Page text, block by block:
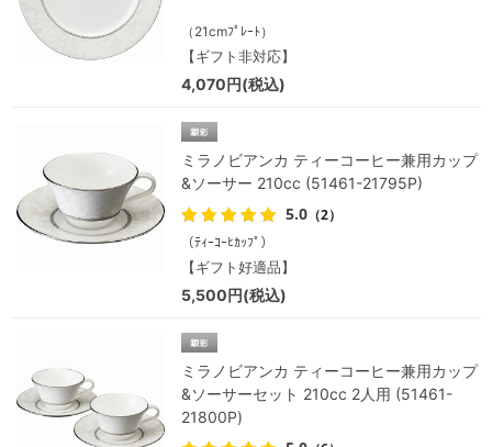
（21cmﾌﾟﾚｰﾄ）
【ギフト非対応】
4,070円(税込)
ミラノビアンカ ティーコーヒー兼用カップ
&ソーサー 210cc (51461-21795P)
5.0 （2）
（ﾃｨｰｺｰﾋｶｯﾌﾟ）
【ギフト好適品】
5,500円(税込)
ミラノビアンカ ティーコーヒー兼用カップ
&ソーサーセット 210cc 2人用 (51461-
21800P)